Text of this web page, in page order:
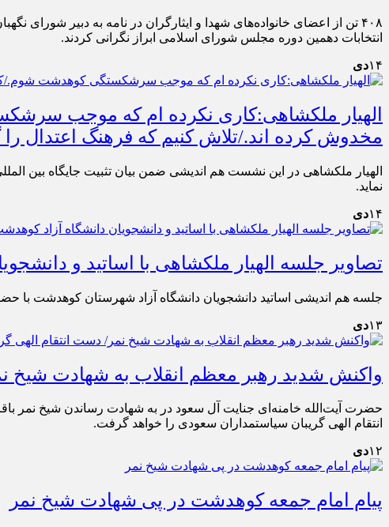
۴۰۸ تن از اعضای خانواده‌های شهدا و ایثارگران در نامه به دبیر
انتخابات دهمین دوره مجلس شورای اسلامی ابراز نگرانی کردند.
۱۴دی
الهیار ملکشاهی:کاری نکرده ام که موجب
مخدوش کرده اند./تلاش کنیم که فرهنگ اعتدال
الهیار ملکشاهی در این نشست هم اندیشی ضمن بیان تثبیت جایگاه بین
نماید.
۱۴دی
تصاویر جلسه الهیار ملکشاهی با اساتید و
جلسه هم اندیشی اساتید دانشجویان دانشگاه آزاد شهرستان کوهدشت
۱۳دی
واکنش شدید رهبر معظم انقلاب به شهادت شیخ
حضرت آیت‌الله خامنه‌ای جنایت آل سعود در به شهادت رساندن شیخ نمر
انتقام الهی گریبان سیاستمداران سعودی را خواهد گرفت.
۱۲دی
پیام امام جمعه کوهدشت در پی شهادت شیخ نمر